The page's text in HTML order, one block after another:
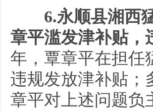
6.永顺县湘西
章平滥发津补贴，
年，覃章平在担任
违规发放津补贴；
章平对上述问题负